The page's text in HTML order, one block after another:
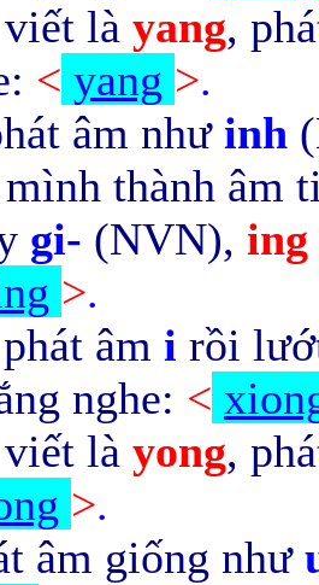
là yang,
< yang >.
âm như inh
thành âm
gi- (NVN), ing
>.
âm i rồi
nghe: <
là yong,
>.
âm giống như